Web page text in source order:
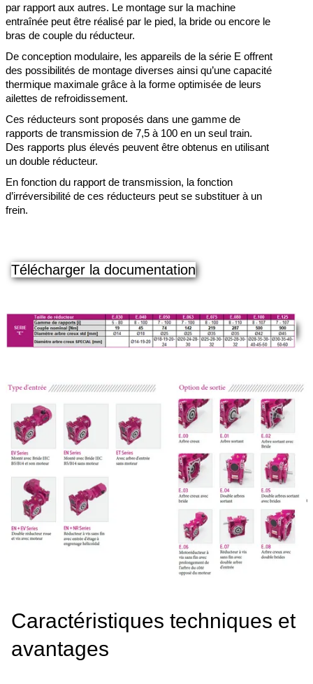
par rapport aux autres. Le montage sur la machine
entraînée peut être réalisé par le pied, la bride ou encore le
bras de couple du réducteur.
De conception modulaire, les appareils de la série E offrent
des possibilités de montage diverses ainsi qu’une capacité
thermique maximale grâce à la forme optimisée de leurs
ailettes de refroidissement.
Ces réducteurs sont proposés dans une gamme de
rapports de transmission de 7,5 à 100 en un seul train.
Des rapports plus élevés peuvent être obtenus en utilisant
un double réducteur.
En fonction du rapport de transmission, la fonction
d’irréversibilité de ces réducteurs peut se substituer à un
frein.
Télécharger la documentation
Caractéristiques techniques et
avantages